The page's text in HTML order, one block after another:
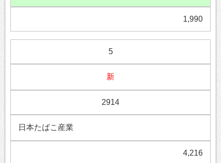
1,990
5
新
2914
日本たばこ産業
4,216